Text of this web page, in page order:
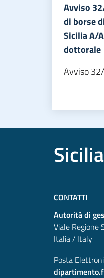
Avviso
di borse
Sicilia A/
dottorale
Avviso
CONTATTI
Autorità di
Viale Regione
Italia / Italy
Posta